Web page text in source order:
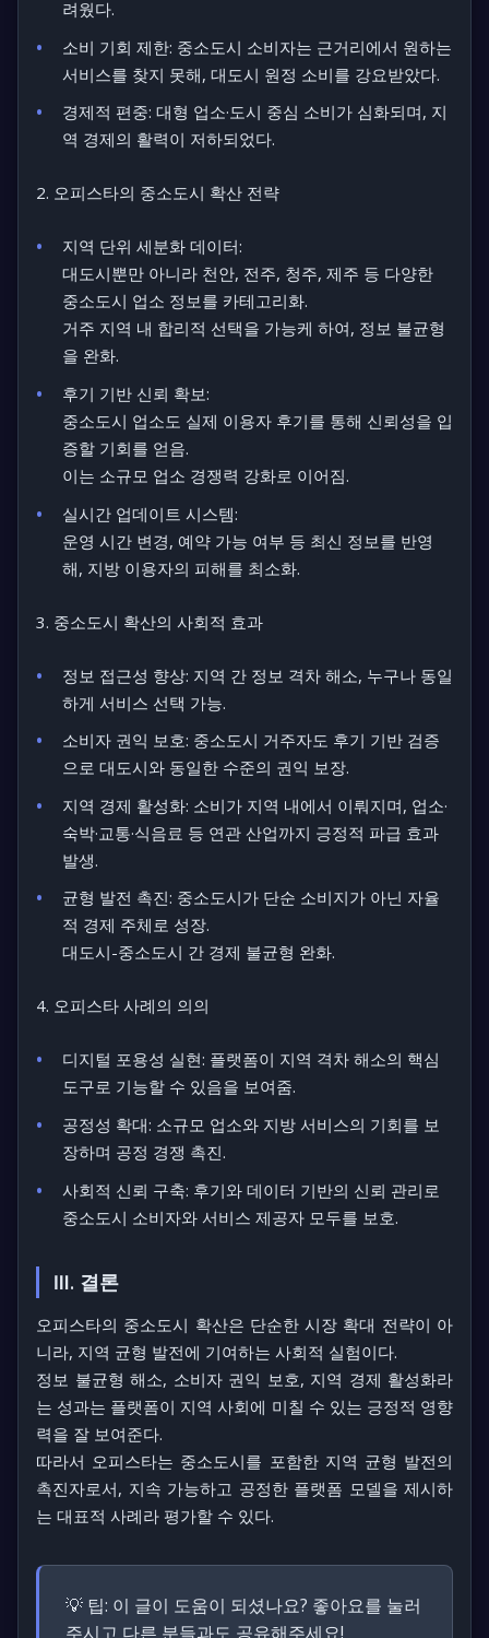
려웠다.
소비 기회 제한: 중소도시 소비자는 근거리에서 원하는
서비스를 찾지 못해, 대도시 원정 소비를 강요받았다.
경제적 편중: 대형 업소·도시 중심 소비가 심화되며, 지
역 경제의 활력이 저하되었다.
2. 오피스타의 중소도시 확산 전략
지역 단위 세분화 데이터:
대도시뿐만 아니라 천안, 전주, 청주, 제주 등 다양한
중소도시 업소 정보를 카테고리화.
거주 지역 내 합리적 선택을 가능케 하여, 정보 불균형
을 완화.
후기 기반 신뢰 확보:
중소도시 업소도 실제 이용자 후기를 통해 신뢰성을 입
증할 기회를 얻음.
이는 소규모 업소 경쟁력 강화로 이어짐.
실시간 업데이트 시스템:
운영 시간 변경, 예약 가능 여부 등 최신 정보를 반영
해, 지방 이용자의 피해를 최소화.
3. 중소도시 확산의 사회적 효과
정보 접근성 향상: 지역 간 정보 격차 해소, 누구나 동일
하게 서비스 선택 가능.
소비자 권익 보호: 중소도시 거주자도 후기 기반 검증
으로 대도시와 동일한 수준의 권익 보장.
지역 경제 활성화: 소비가 지역 내에서 이뤄지며, 업소·
숙박·교통·식음료 등 연관 산업까지 긍정적 파급 효과
발생.
균형 발전 촉진: 중소도시가 단순 소비지가 아닌 자율
적 경제 주체로 성장.
대도시-중소도시 간 경제 불균형 완화.
4. 오피스타 사례의 의의
디지털 포용성 실현: 플랫폼이 지역 격차 해소의 핵심
도구로 기능할 수 있음을 보여줌.
공정성 확대: 소규모 업소와 지방 서비스의 기회를 보
장하며 공정 경쟁 촉진.
사회적 신뢰 구축: 후기와 데이터 기반의 신뢰 관리로
중소도시 소비자와 서비스 제공자 모두를 보호.
Ⅲ. 결론
오피스타의 중소도시 확산은 단순한 시장 확대 전략이 아
니라, 지역 균형 발전에 기여하는 사회적 실험이다.
정보 불균형 해소, 소비자 권익 보호, 지역 경제 활성화라
는 성과는 플랫폼이 지역 사회에 미칠 수 있는 긍정적 영향
력을 잘 보여준다.
따라서 오피스타는 중소도시를 포함한 지역 균형 발전의
촉진자로서, 지속 가능하고 공정한 플랫폼 모델을 제시하
는 대표적 사례라 평가할 수 있다.
💡 팁: 이 글이 도움이 되셨나요? 좋아요를 눌러
주시고 다른 분들과도 공유해주세요!